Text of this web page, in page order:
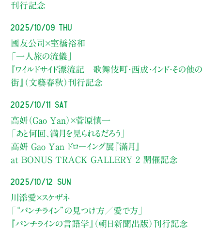
2025/10/09 Thu
國友公司×室橋裕和
「一人旅の流儀」
『ワイルドサイド漂流記 歌舞伎町・西成・インド・その他の
街』（文藝春秋）刊行記念
2025/10/12 Sun
川添愛×スケザネ
「“パンチライン”の見つけ方／愛で方」
『パンチラインの言語学』（朝日新聞出版）刊行記念
2025/10/11 Sat
高妍（Gao Yan）×菅原慎一
「あと何回、満月を見られるだろう」
高妍 Gao Yan ドローイング展『滿月』
at BONUS TRACK GALLERY 2 開催記念
刊行記念